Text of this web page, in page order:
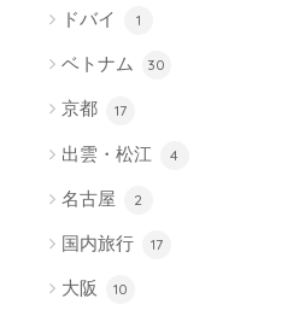
ドバイ 1
ベトナム 30
京都 17
出雲・松江 4
名古屋 2
国内旅行 17
大阪 10